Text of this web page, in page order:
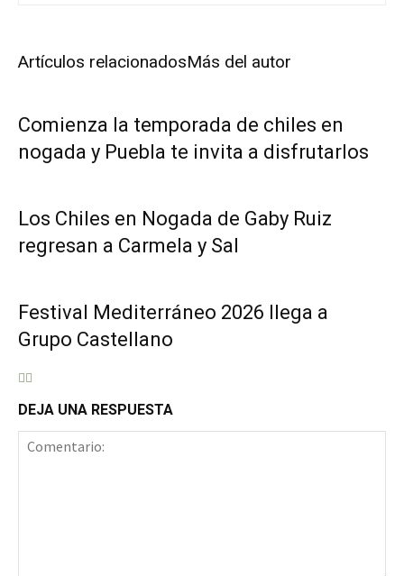
Artículos relacionadosMás del autor
Comienza la temporada de chiles en
nogada y Puebla te invita a disfrutarlos
Los Chiles en Nogada de Gaby Ruiz
regresan a Carmela y Sal
Festival Mediterráneo 2026 llega a
Grupo Castellano
DEJA UNA RESPUESTA